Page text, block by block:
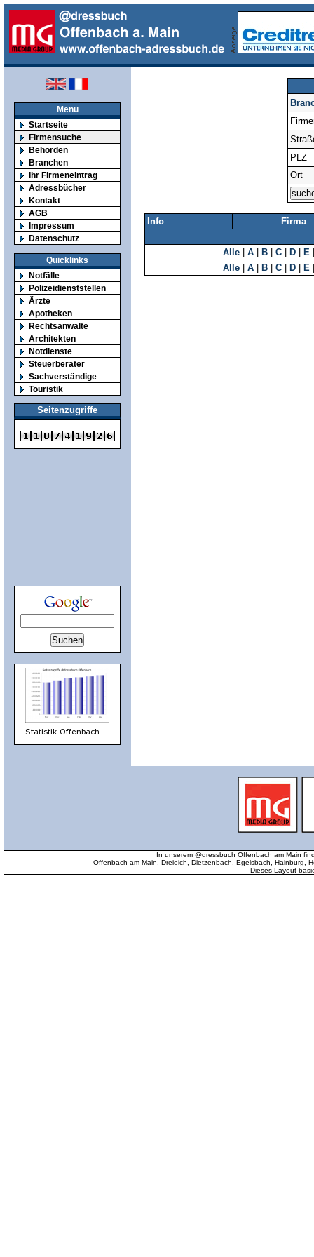
Menu
Startseite
Firmensuche
Behörden
Branchen
Ihr Firmeneintrag
Adressbücher
Kontakt
AGB
Impressum
Datenschutz
Quicklinks
Notfälle
Polizeidienststellen
Ärzte
Apotheken
Rechtsanwälte
Architekten
Notdienste
Steuerberater
Sachverständige
Touristik
Seitenzugriffe
PLZ
Ort
Info Firma
Alle A B C D E
Alle
A B C D E
In unserem @dressbuch Offenbach am Main
Offenbach am Main, Dreieich, Dietzenbach, Egelsbach, Hainburg,
Dieses Layout